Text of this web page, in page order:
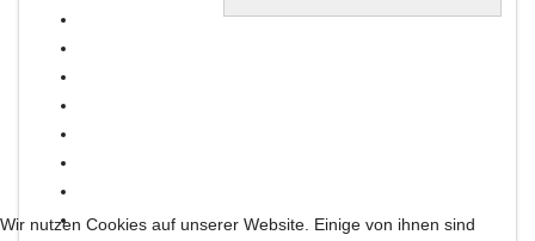
Wir nutzen Cookies auf unserer Website. Einige von ihnen sind